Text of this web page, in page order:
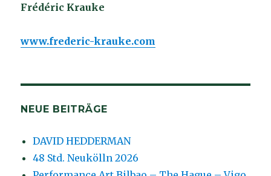
Frédéric Krauke
www.frederic-krauke.com
NEUE BEITRÄGE
DAVID HEDDERMAN
48 Std. Neukölln 2026